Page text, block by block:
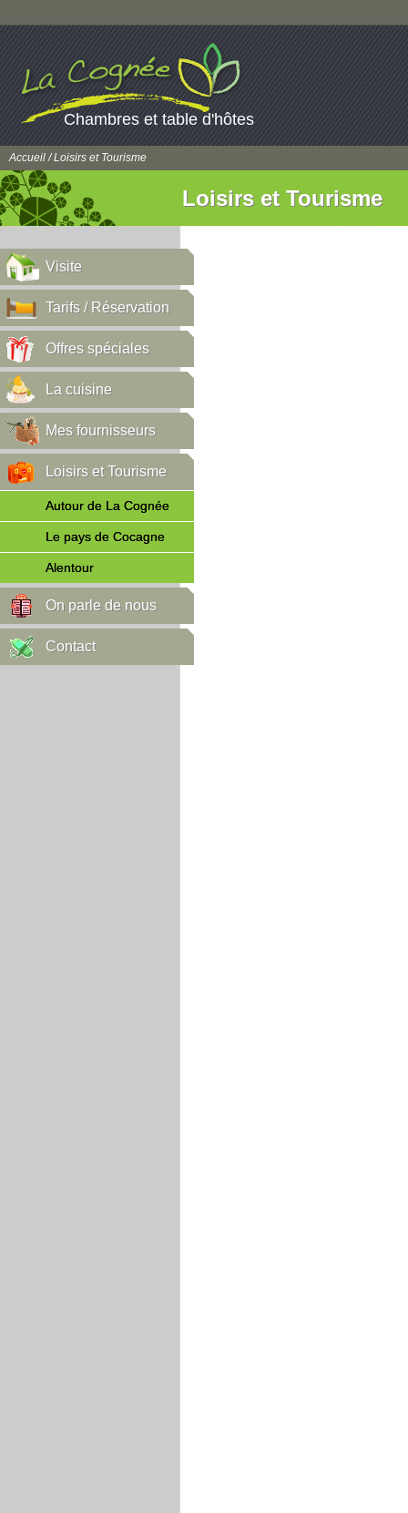
Chambres et table d'hôtes
Accueil/ Loisirs et Tourisme
Loisirs et Tourisme
Visite
Tarifs / Réservation
Offres spéciales
La cuisine
Mes fournisseurs
Loisirs et Tourisme
Autour de La Cognée
Le pays de Cocagne
Alentour
On parle de nous
Contact